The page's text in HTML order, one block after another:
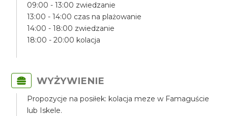
09:00 - 13:00 zwiedzanie
13:00 - 14:00 czas na plażowanie
14:00 - 18:00 zwiedzanie
18:00 - 20:00 kolacja
WYŻYWIENIE
Propozycje na posiłek: kolacja meze w Famaguście
lub Iskele.